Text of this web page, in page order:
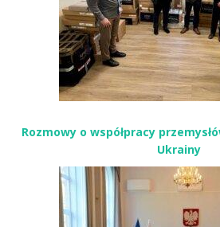
Rozmowy o współpracy
Ukrainy